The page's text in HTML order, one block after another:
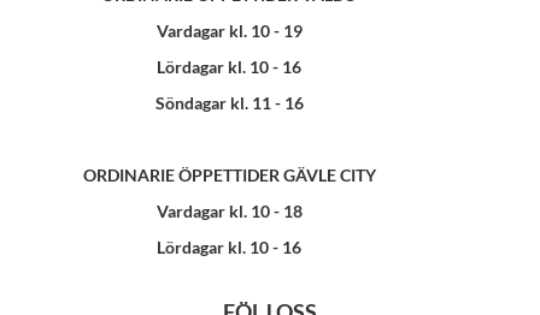
Vardagar kl. 10 - 19
Lördagar kl. 10 - 16
Söndagar kl. 11 - 16
ORDINARIE ÖPPETTIDER GÄVLE CITY
Vardagar kl. 10 - 18
Lördagar kl. 10 - 16